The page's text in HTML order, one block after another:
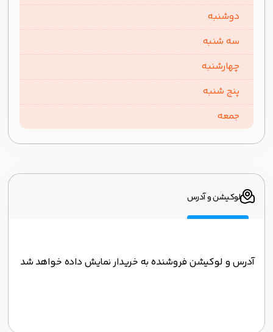
دوشنبه
سه شنبه
چهارشنبه
پنج شنبه
جمعه
لوکیشن و آدرس
آدرس و لوکیشن فروشنده به خریدار نمایش داده خواهد شد